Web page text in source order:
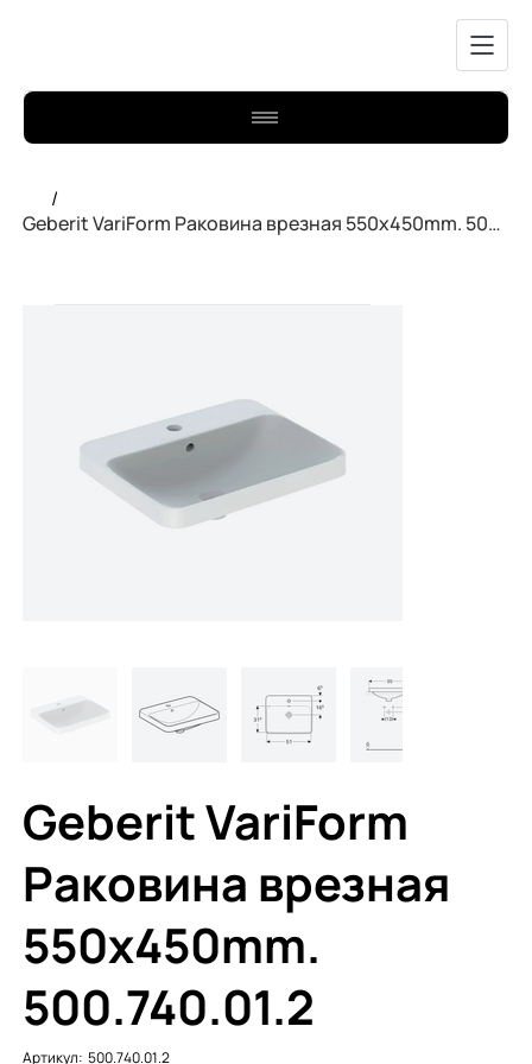
/
Geberit VariForm Раковина врезная 550x450mm. 500.740.01.2
Geberit VariForm
Раковина врезная
550x450mm.
500.740.01.2
Артикул: Артикул:
500.740.01.2